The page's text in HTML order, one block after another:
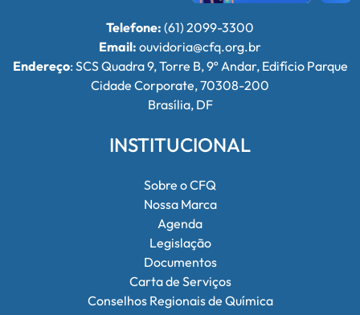
Telefone: (61) 2099-3300
Email: ouvidoria@cfq.org.br
Endereço: SCS Quadra 9, Torre B, 9º Andar, Edifício Parque
Cidade Corporate, 70308-200
Brasília, DF
INSTITUCIONAL
Sobre o CFQ
Nossa Marca
Agenda
Legislação
Documentos
Carta de Serviços
Conselhos Regionais de Química